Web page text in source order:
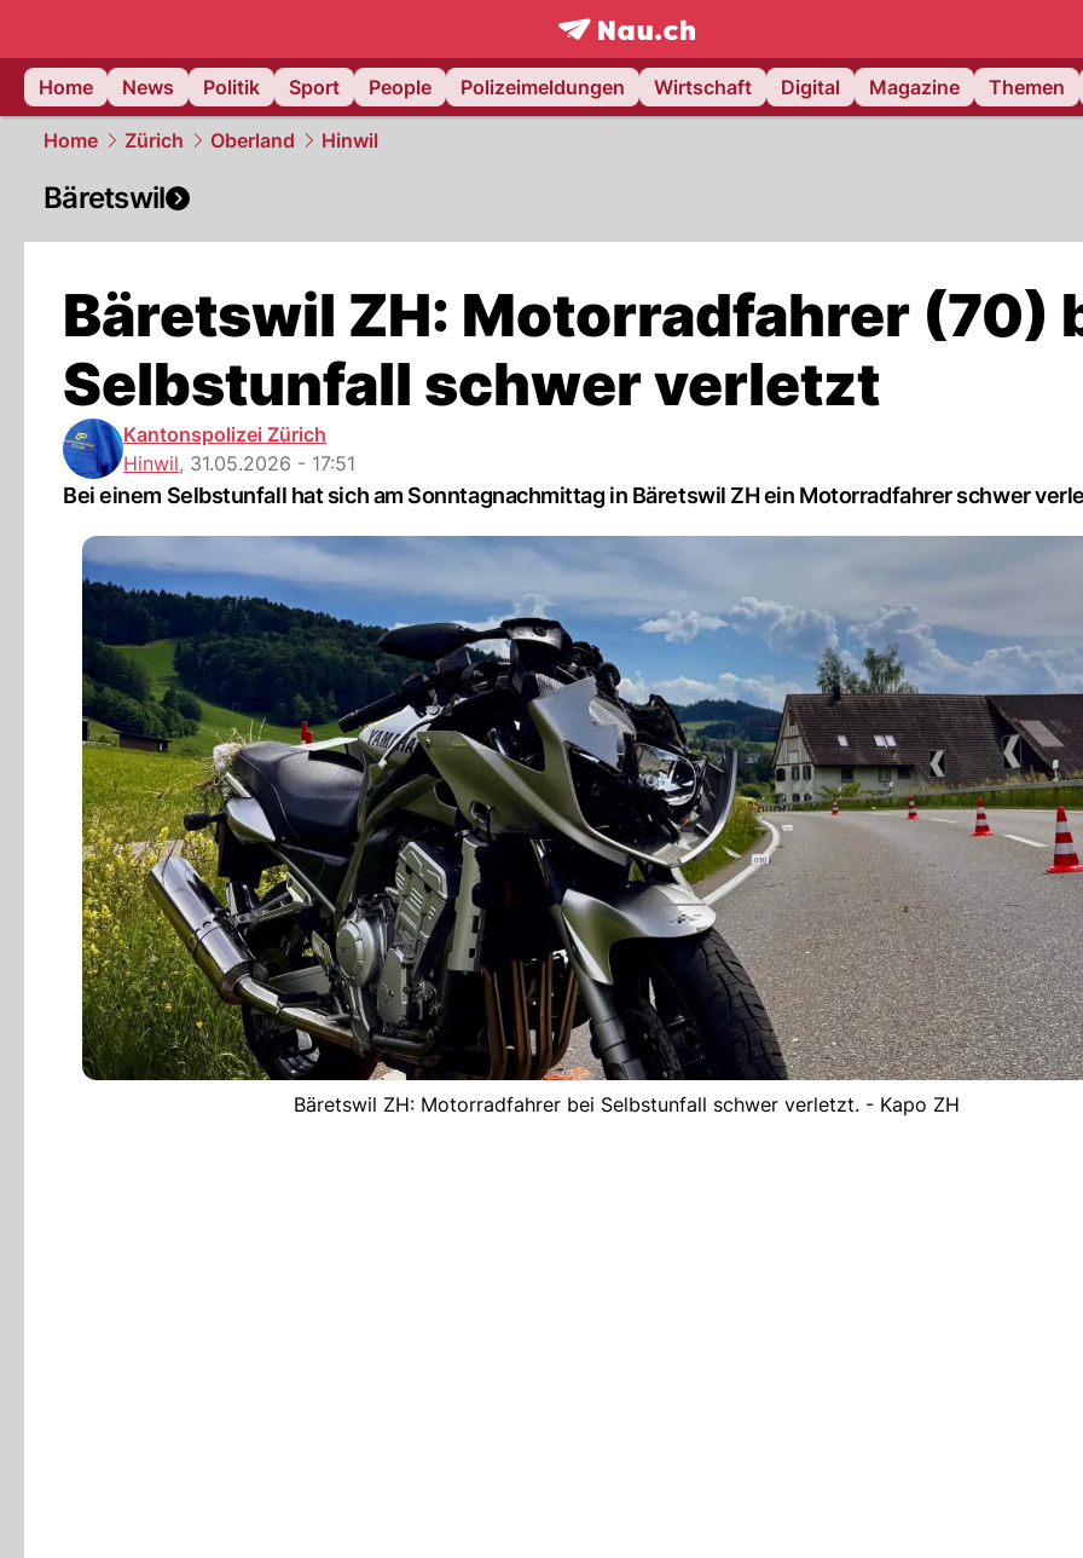
frontpage.NAU.ch
Home
News Politik Sport People Polizeimeldungen Wirtschaft Digital Magazine Themen
Home Zürich Oberland Hinwil
Bäretswil
Bäretswil ZH: Motorradfahrer (70)
Selbstunfall schwer verletzt
Kantonspolizei Zürich
Hinwil, 31.05.2026 - 17:51
Bei einem Selbstunfall hat sich am Sonntagnachmittag in Bäretswil ZH ein Motorradfahrer schwer
Bäretswil ZH: Motorradfahrer bei Selbstunfall schwer verletzt. - Kapo ZH